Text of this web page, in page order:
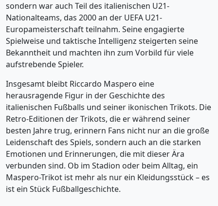
sondern war auch Teil des italienischen U21-
Nationalteams, das 2000 an der UEFA U21-
Europameisterschaft teilnahm. Seine engagierte
Spielweise und taktische Intelligenz steigerten seine
Bekanntheit und machten ihn zum Vorbild für viele
aufstrebende Spieler.
Insgesamt bleibt Riccardo Maspero eine
herausragende Figur in der Geschichte des
italienischen Fußballs und seiner ikonischen Trikots. Die
Retro-Editionen der Trikots, die er während seiner
besten Jahre trug, erinnern Fans nicht nur an die große
Leidenschaft des Spiels, sondern auch an die starken
Emotionen und Erinnerungen, die mit dieser Ära
verbunden sind. Ob im Stadion oder beim Alltag, ein
Maspero-Trikot ist mehr als nur ein Kleidungsstück – es
ist ein Stück Fußballgeschichte.